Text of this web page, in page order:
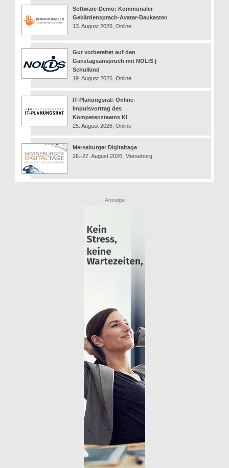
Software-Demo: Kommunaler
Gebärdensprach-Avatar-Baukasten
13. August 2026, Online
Gut vorbereitet auf den
Ganztagsanspruch mit NOLIS |
Schulkind
19. August 2026, Online
IT-Planungsrat: Online-
Impulsvortrag des
Kompetenzteams KI
25. August 2026, Online
Merseburger Digitaltage
26.-27. August 2026, Merseburg
Anzeige